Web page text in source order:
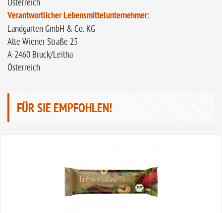
Österreich
Verantwortlicher Lebensmittelunternehmer:
Landgarten GmbH & Co. KG
Alte Wiener Straße 25
A-2460 Bruck/Leitha
Österreich
FÜR SIE EMPFOHLEN!